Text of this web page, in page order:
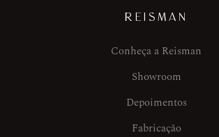
REISMAN
Conheça a Reisman
Showroom
Depoimentos
Fabricação